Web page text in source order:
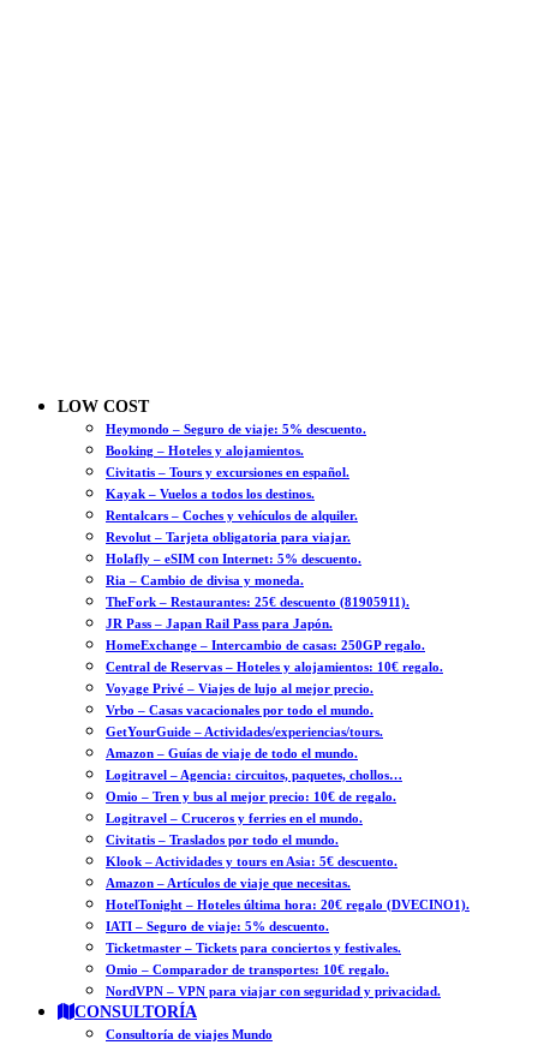
LOW COST
Heymondo – Seguro de viaje: 5% descuento.
Booking – Hoteles y alojamientos.
Civitatis – Tours y excursiones en español.
Kayak – Vuelos a todos los destinos.
Rentalcars – Coches y vehículos de alquiler.
Revolut – Tarjeta obligatoria para viajar.
Holafly – eSIM con Internet: 5% descuento.
Ria – Cambio de divisa y moneda.
TheFork – Restaurantes: 25€ descuento (81905911).
JR Pass – Japan Rail Pass para Japón.
HomeExchange – Intercambio de casas: 250GP regalo.
Central de Reservas – Hoteles y alojamientos: 10€ regalo.
Voyage Privé – Viajes de lujo al mejor precio.
Vrbo – Casas vacacionales por todo el mundo.
GetYourGuide – Actividades/experiencias/tours.
Amazon – Guías de viaje de todo el mundo.
Logitravel – Agencia: circuitos, paquetes, chollos…
Omio – Tren y bus al mejor precio: 10€ de regalo.
Logitravel – Cruceros y ferries en el mundo.
Civitatis – Traslados por todo el mundo.
Klook – Actividades y tours en Asia: 5€ descuento.
Amazon – Artículos de viaje que necesitas.
HotelTonight – Hoteles última hora: 20€ regalo (DVECINO1).
IATI – Seguro de viaje: 5% descuento.
Ticketmaster – Tickets para conciertos y festivales.
Omio – Comparador de transportes: 10€ regalo.
NordVPN – VPN para viajar con seguridad y privacidad.
CONSULTORÍA
Consultoría de viajes Mundo